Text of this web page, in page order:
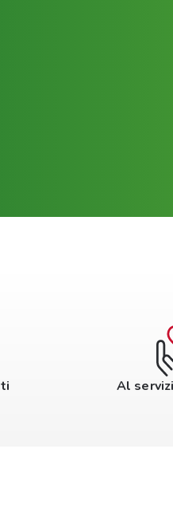
Al